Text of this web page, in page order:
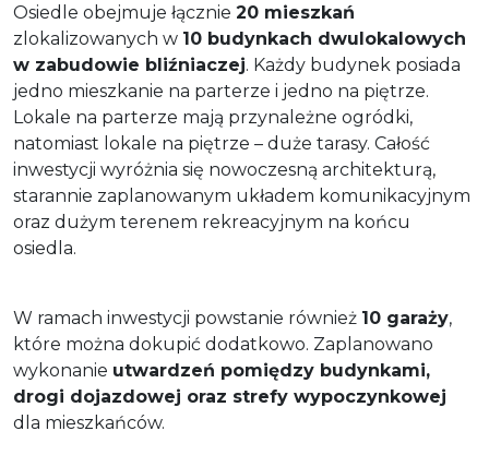
Osiedle obejmuje łącznie 20 mieszkań
zlokalizowanych w 10 budynkach dwulokalowych
w zabudowie bliźniaczej. Każdy budynek posiada
jedno mieszkanie na parterze i jedno na piętrze.
Lokale na parterze mają przynależne ogródki,
natomiast lokale na piętrze – duże tarasy. Całość
inwestycji wyróżnia się nowoczesną architekturą,
starannie zaplanowanym układem komunikacyjnym
oraz dużym terenem rekreacyjnym na końcu
osiedla.
W ramach inwestycji powstanie również 10 garaży,
które można dokupić dodatkowo. Zaplanowano
wykonanie utwardzeń pomiędzy budynkami,
drogi dojazdowej oraz strefy wypoczynkowej
dla mieszkańców.